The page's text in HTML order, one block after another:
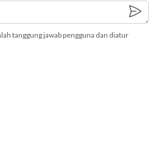
tanggung jawab pengguna dan diatur